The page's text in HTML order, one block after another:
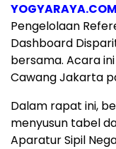
YOGYARAYA.COM
Pengelolaan
Dashboard
bersama. Acara
Cawang Jakarta
Dalam rapat ini,
menyusun tabel
Aparatur Sipil